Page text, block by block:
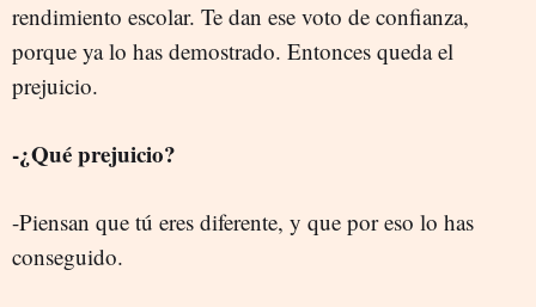
rendimiento escolar. Te dan ese voto de confianza,
porque ya lo has demostrado. Entonces queda el
prejuicio.
-¿Qué prejuicio?
-Piensan que tú eres diferente, y que por eso lo has
conseguido.